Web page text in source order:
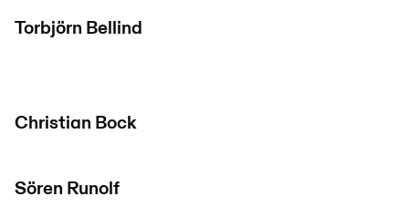
Torbjörn Bellind
Christian Bock
Sören Runolf